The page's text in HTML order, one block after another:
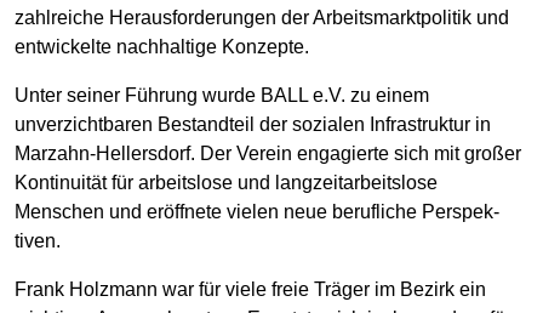
zahlreiche Herausforderungen der Arbeitsmarktpolitik und
entwickelte nachhaltige Konzepte.
Unter seiner Führung wurde BALL e.V. zu einem
unverzichtbaren Bestandteil der sozialen Infrastruktur in
Marzahn-Hellersdorf. Der Verein engagierte sich mit großer
Kontinuität für arbeitslose und langzeitarbeitslose
Menschen und eröffnete vielen neue berufliche Perspek-
tiven.
Frank Holzmann war für viele freie Träger im Bezirk ein